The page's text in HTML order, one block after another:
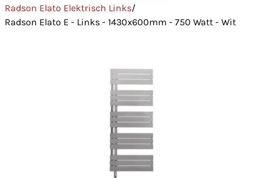
Radson Elato Elektrisch Links/
Radson Elato E - Links - 1430x600mm - 750 Watt - Wit